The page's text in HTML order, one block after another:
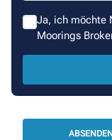
Ja, ich möchte
Moorings
ABSENDEN